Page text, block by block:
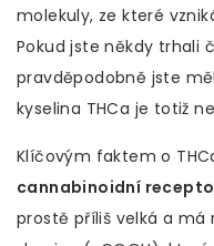
molekuly, ze které
Pokud jste někdy trhali
pravděpodobně jste
kyselina THCa je totiž
Klíčovým faktem o
cannabinoidní
prostě příliš velká a má